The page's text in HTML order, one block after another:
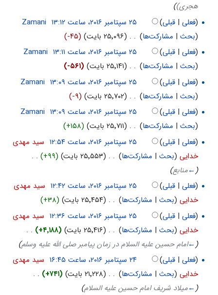
هجری))
(فعلی| قبلی)
‏
Zamani
(بحث| مشارکت‌ها)
. . (۲۵٬۰۹۶ بایت)
(-۴۵)
(فعلی| قبلی)
‏
Zamani
(بحث| مشارکت‌ها)
. . (۲۵٬۱۴۱ بایت)
(-۵۶۱)
(فعلی| قبلی)
‏
Zamani
(بحث| مشارکت‌ها)
. . (۲۵٬۷۰۲ بایت)
(-۹)
(فعلی| قبلی)
‏
Zamani
(بحث| مشارکت‌ها)
. . (۲۵٬۷۱۱ بایت)
(+۱۵۸)
(فعلی| قبلی)
‏ سید مهدی
خدایی (بحث| مشارکت‌ها)
. . (۲۵٬۵۵۳ بایت) (+۹۹)‏
. .
(
←منابع)
(فعلی| قبلی)
‏ سید مهدی
خدایی (بحث| مشارکت‌ها)
. . (۲۵٬۴۵۴ بایت)
(+۳۸)
(فعلی| قبلی)
‏ سید مهدی
خدایی (بحث| مشارکت‌ها)
. . (۲۵٬۴۱۶ بایت) (+۴٬۱۸۸)
. .
(
←امام حسين علیه السلام در زمان پيامبر صلی الله عليه وسلم)
(فعلی| قبلی)
‏ سید مهدی
خدایی (بحث| مشارکت‌ها)
. . (۲۱٬۲۲۸ بایت) (+۷۴۱) . .
(
←ميلاد شريف امام حسین علیه السلام)